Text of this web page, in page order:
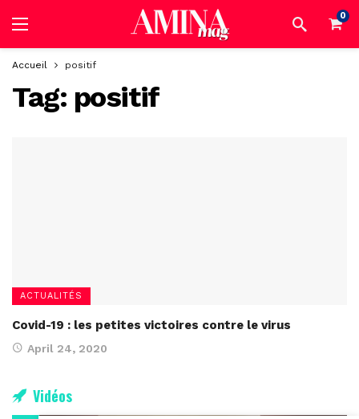
0
Accueil positif
Tag: positif
ACTUALITÉS
Covid-19 : les petites victoires contre le virus
April 24, 2020
Vidéos